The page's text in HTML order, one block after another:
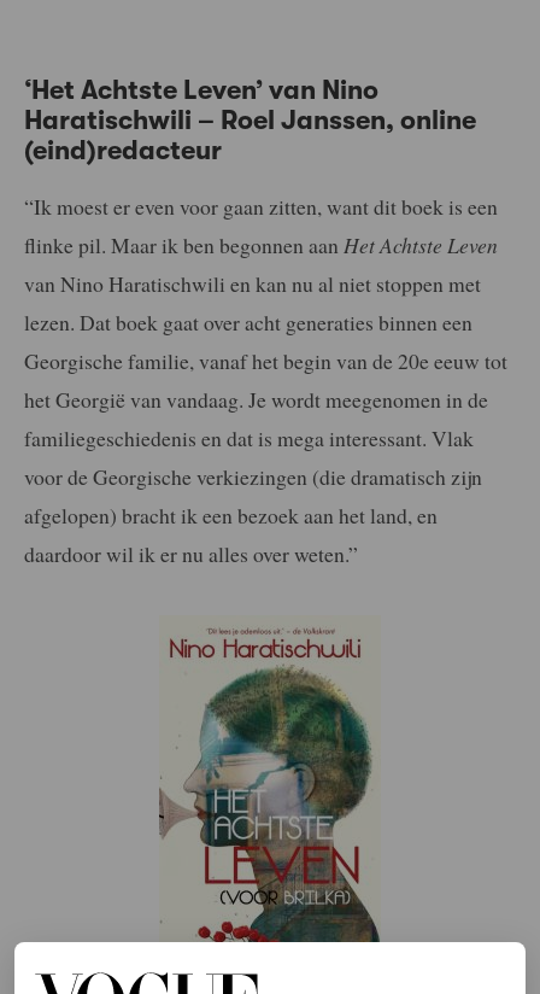
‘Het Achtste Leven’ van Nino
Haratischwili – Roel Janssen, online
(eind)redacteur
“Ik moest er even voor gaan zitten, want dit boek is een
flinke pil. Maar ik ben begonnen aan Het Achtste Leven
van Nino Haratischwili en kan nu al niet stoppen met
lezen. Dat boek gaat over acht generaties binnen een
Georgische familie, vanaf het begin van de 20e eeuw tot
het Georgië van vandaag. Je wordt meegenomen in de
familiegeschiedenis en dat is mega interessant. Vlak
voor de Georgische verkiezingen (die dramatisch zijn
afgelopen) bracht ik een bezoek aan het land, en
daardoor wil ik er nu alles over weten.”